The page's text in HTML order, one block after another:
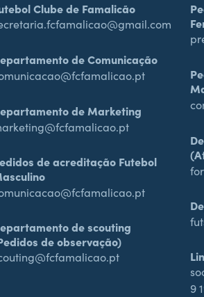
Clube de Famalicão
de Comunicação
de Marketing
de acreditação Futebol
de scouting
de observação)
9